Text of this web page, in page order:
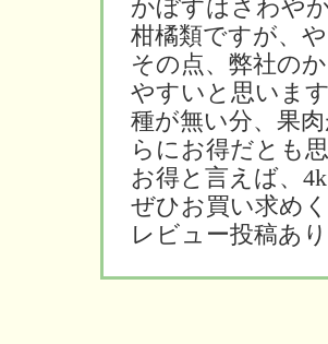
かぼすはさわや
柑橘類ですが、
その点、弊社の
やすいと思いま
種が無い分、果
らにお得だとも
お得と言えば、
ぜひお買い求め
レビュー投稿あ